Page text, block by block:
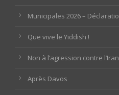
Municipales 2026 –
Que vive le Yiddish !
Non à l’agression contre l’Iran
Après Davos